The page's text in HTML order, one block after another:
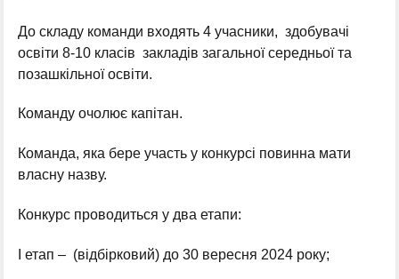
До складу команди входять 4 учасники, здобувачі
освіти 8-10 класів закладів загальної середньої та
позашкільної освіти.
Команду очолює капітан.
Команда, яка бере участь у конкурсі повинна мати
власну назву.
Конкурс проводиться у два етапи:
І етап – (відбірковий) до 30 вересня 2024 року;